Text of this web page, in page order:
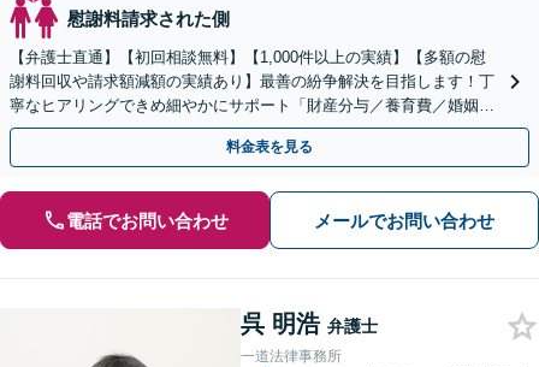
慰謝料請求された側
【弁護士直通】【初回相談無料】【1,000件以上の実績】【多額の慰
謝料回収や請求額減額の実績あり】最善の紛争解決を目指します！丁
寧なヒアリングできめ細やかにサポート「財産分与／養育費／婚姻費
用／親権／面会交流／不貞の慰謝料請求ほか
料金表を見る
電話でお問い合わせ メールでお問い合わせ
呉 明浩 弁護士
一道法律事務所